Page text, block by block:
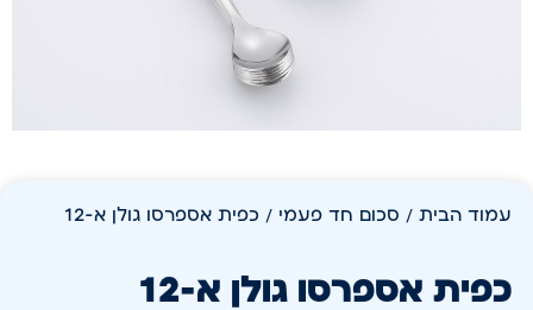
עמוד הבית / סכום חד פעמי / כפית אספרסו גולן א-12
כפית אספרסו גולן א-12